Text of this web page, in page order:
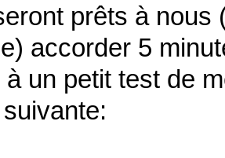
prêts à nous
accorder 5
à un petit test de